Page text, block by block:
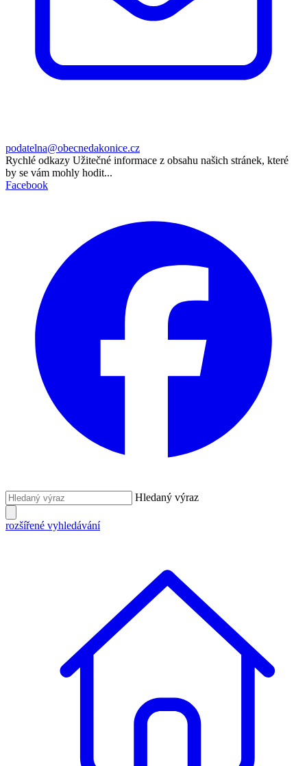
podatelna@obecnedakonice.cz
Rychlé odkazy Užitečné informace z obsahu našich stránek, které
by se vám mohly hodit...
Facebook
Hledaný výraz
rozšířené vyhledávání